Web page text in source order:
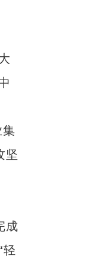
坚
成
轻